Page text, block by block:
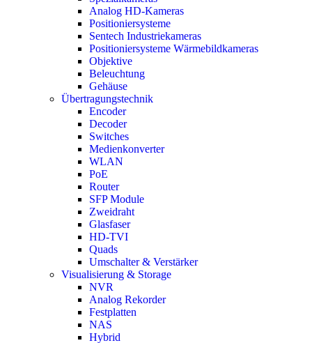
Analog HD-Kameras
Positioniersysteme
Sentech Industriekameras
Positioniersysteme Wärmebildkameras
Objektive
Beleuchtung
Gehäuse
Übertragungstechnik
Encoder
Decoder
Switches
Medienkonverter
WLAN
PoE
Router
SFP Module
Zweidraht
Glasfaser
HD-TVI
Quads
Umschalter & Verstärker
Visualisierung & Storage
NVR
Analog Rekorder
Festplatten
NAS
Hybrid